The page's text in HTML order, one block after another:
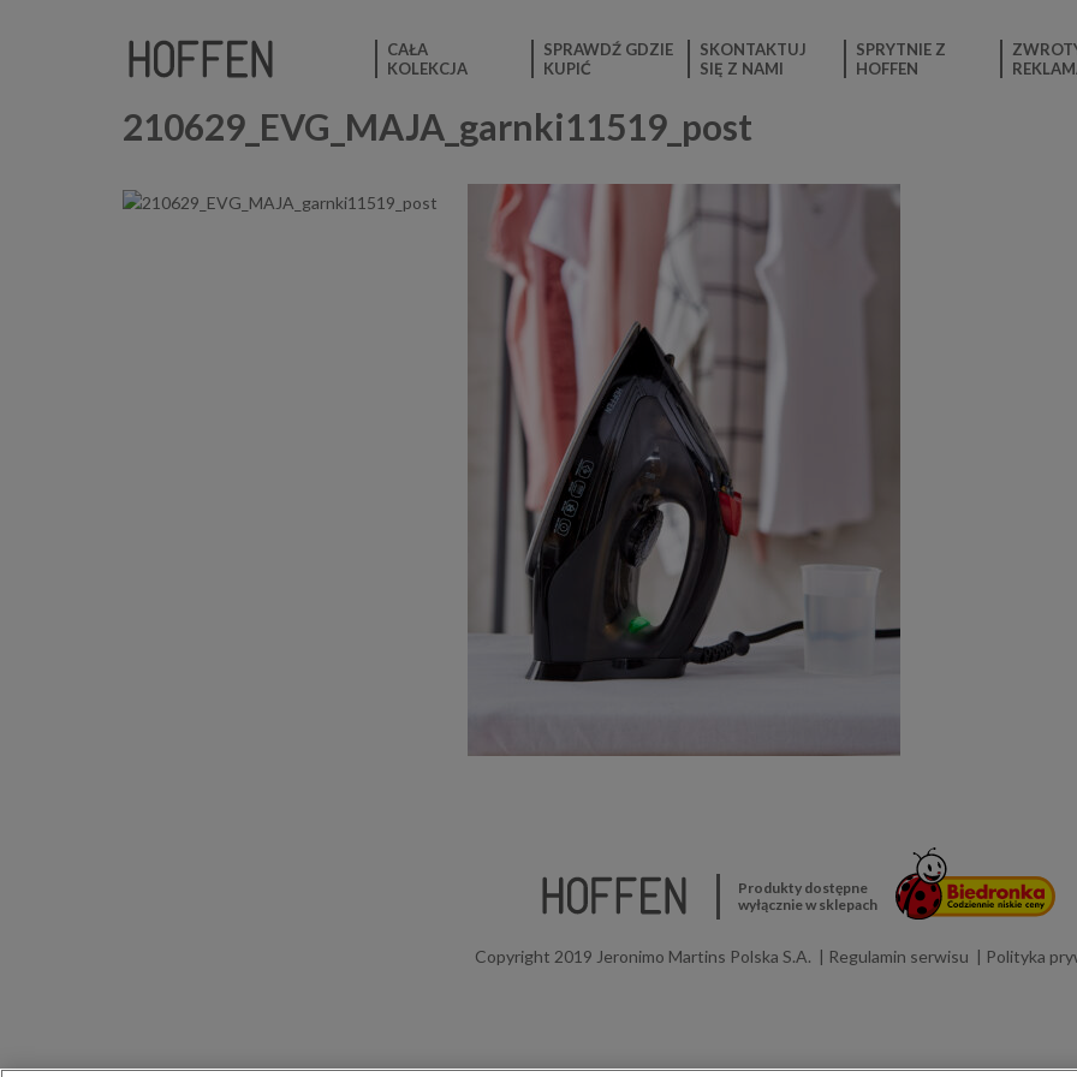
CAŁA
KOLEKCJA
SPRAWDŹ GDZIE
KUPIĆ
SKONTAKTUJ
SIĘ Z NAMI
SPRYTNIE Z
HOFFEN
210629_EVG_MAJA_garnki11519_post
Produkty dostępne
wyłącznie w sklepach
Copyright 2019 Jeronimo Martins Polska S.A. Regulamin serwisu Polityka